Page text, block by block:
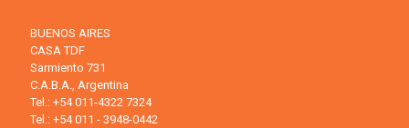
BUENOS AIRES
CASA TDF
Sarmiento 731
C.A.B.A., Argentina
Tel.: +54 011-4322 7324
Tel.: +54 011 - 3948-0442